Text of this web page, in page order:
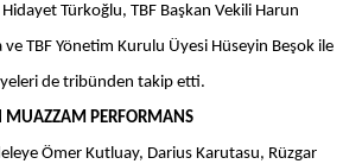
Türkoğlu, TBF Başkan Vekili Harun
TBF Yönetim Kurulu Üyesi Hüseyin Beşok ile
de tribünden takip etti.
MUAZZAM PERFORMANS
Ömer Kutluay, Darius Karutasu, Rüzgar